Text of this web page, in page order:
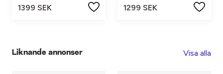
1399 SEK
1299 SEK
Liknande annonser Visa alla